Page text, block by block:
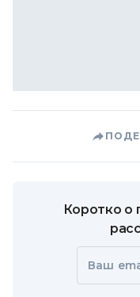
Коротко о
Ваш